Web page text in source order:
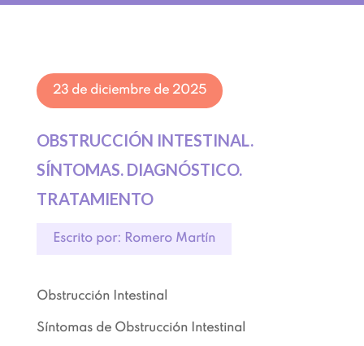
23 de diciembre de 2025
OBSTRUCCIÓN INTESTINAL.
SÍNTOMAS. DIAGNÓSTICO.
TRATAMIENTO
Escrito por: Romero Martín
Obstrucción Intestinal
Síntomas de Obstrucción Intestinal